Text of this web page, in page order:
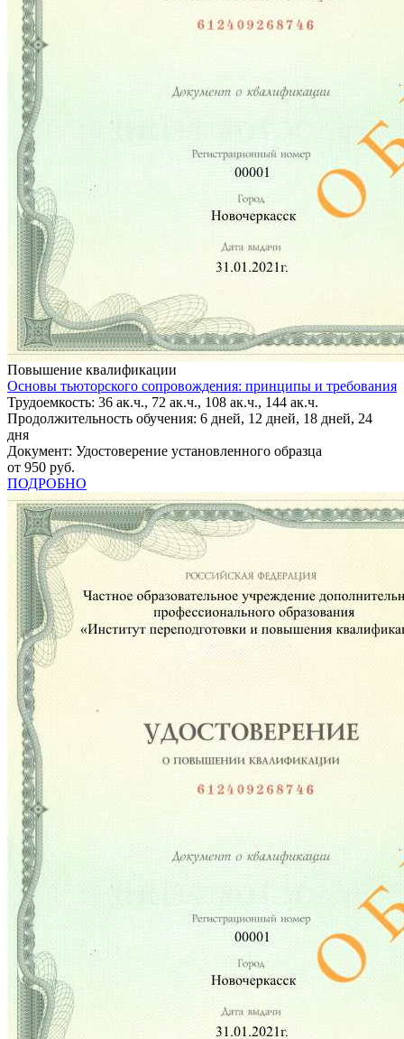
Повышение квалификации
Основы тьюторского сопровождения: принципы и требования
Трудоемкость: 36 ак.ч., 72 ак.ч., 108 ак.ч., 144 ак.ч.
Продолжительность обучения: 6 дней, 12 дней, 18 дней, 24
дня
Документ: Удостоверение установленного образца
от 950 руб.
ПОДРОБНО